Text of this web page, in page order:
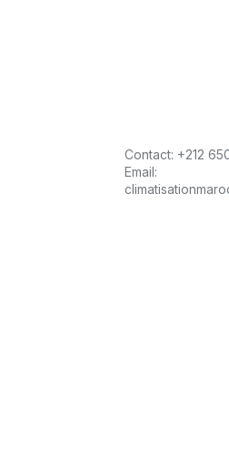
Contact: +212
Email: